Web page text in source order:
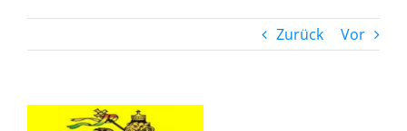
Zurück Vor